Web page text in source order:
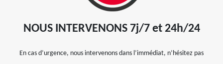
NOUS INTERVENONS 7j/7 et 24h/24
En cas d’urgence, nous intervenons dans l’immédiat, n’hésitez pas